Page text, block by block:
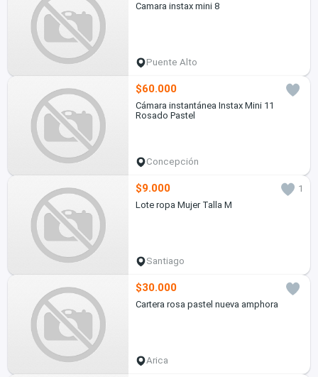
Camara instax mini 8
Puente Alto
$60.000
Cámara instantánea Instax Mini 11
Rosado Pastel
Concepción
$9.000
1
Lote ropa Mujer Talla M
Santiago
$30.000
Cartera rosa pastel nueva amphora
Arica